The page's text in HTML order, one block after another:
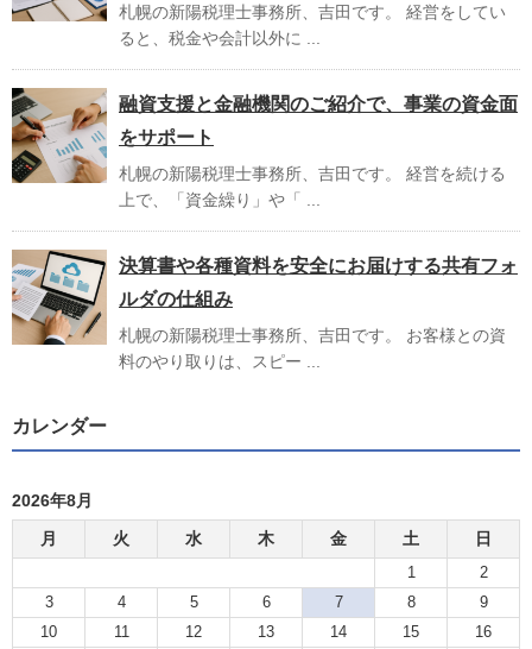
札幌の新陽税理士事務所、吉田です。 経営をしてい
ると、税金や会計以外に ...
融資支援と金融機関のご紹介で、事業の資金面
をサポート
札幌の新陽税理士事務所、吉田です。 経営を続ける
上で、「資金繰り」や「 ...
決算書や各種資料を安全にお届けする共有フォ
ルダの仕組み
札幌の新陽税理士事務所、吉田です。 お客様との資
料のやり取りは、スピー ...
カレンダー
2026年8月
月
火 水 木 金 土 日
1
2
3
4 5 6 7 8
9
10
11 12 13 14 15
16